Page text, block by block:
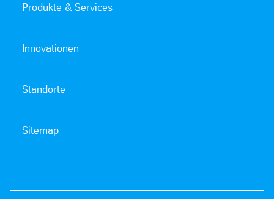
Produkte & Services
Innovationen
Standorte
Sitemap